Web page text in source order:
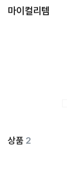
마이컬리템
상품 2